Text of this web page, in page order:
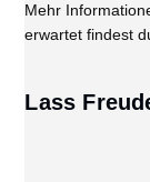
Mehr
erwartet findest
Lass